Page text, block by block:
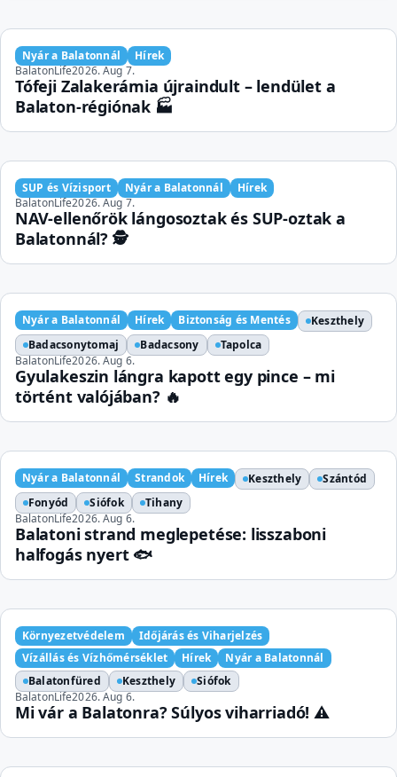
Nyár a Balatonnál
Hírek
BalatonLife2026. Aug 7.
Tófeji Zalakerámia újraindult – lendület a
Balaton-régiónak 🏭
SUP és Vízisport Nyár a Balatonnál
Hírek
BalatonLife2026. Aug 7.
NAV-ellenőrök lángosoztak és SUP-oztak a
Balatonnál? 🕵️
Nyár a Balatonnál Hírek Biztonság és Mentés
Keszthely
Badacsonytomaj
Badacsony
Tapolca
BalatonLife2026. Aug 6.
Gyulakeszin lángra kapott egy pince – mi
történt valójában? 🔥
Nyár a Balatonnál Strandok Hírek Keszthely
Szántód
Fonyód
Siófok
Tihany
BalatonLife2026. Aug 6.
Balatoni strand meglepetése: lisszaboni
halfogás nyert 🐟
Környezetvédelem
Időjárás és Viharjelzés
Vízállás és Vízhőmérséklet
Hírek
Nyár a Balatonnál
Balatonfüred
Keszthely
Siófok
BalatonLife2026. Aug 6.
Mi vár a Balatonra? Súlyos viharriadó! ⚠️